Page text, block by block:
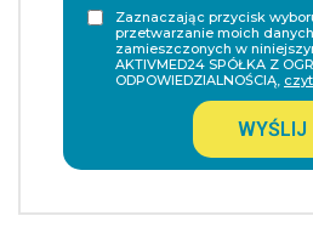
Zaznaczając przycisk
przetwarzanie moich
zamieszczonych w
AKTIVMED24 SPÓŁKA Z
ODPOWIEDZIALNOŚCIĄ,
WYŚLIJ